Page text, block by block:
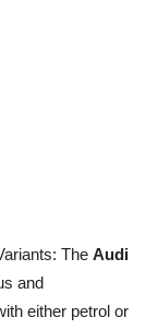
The Audi
and
either petrol or